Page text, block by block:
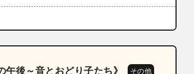
後～音とおどり子たち》 その他